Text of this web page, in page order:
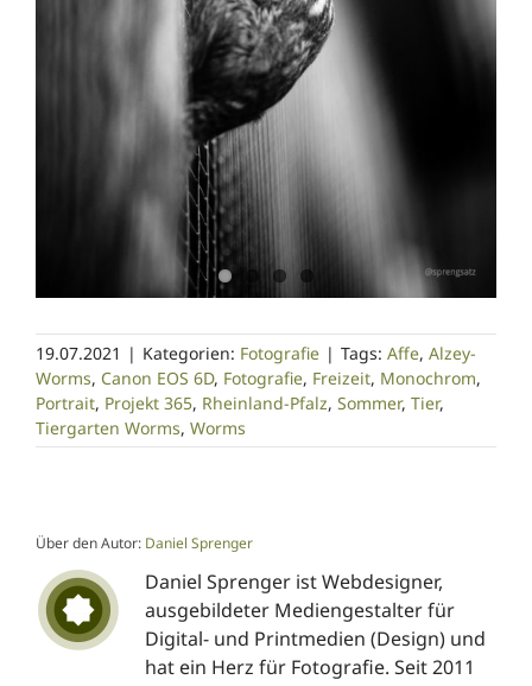
19.07.2021 | Kategorien: Fotografie | Tags: Affe, Alzey-
Worms, Canon EOS 6D, Fotografie, Freizeit, Monochrom,
Portrait, Projekt 365, Rheinland-Pfalz, Sommer, Tier,
Tiergarten Worms, Worms
Über den Autor: Daniel Sprenger
Daniel Sprenger ist Webdesigner,
ausgebildeter Mediengestalter für
Digital- und Printmedien (Design) und
hat ein Herz für Fotografie. Seit 2011